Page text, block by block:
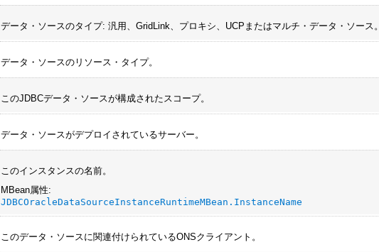
データ・ソースのタイプ: 汎用、GridLink、プロキシ、UCPまたはマルチ・データ・ソース。
データ・ソースのリソース・タイプ。
このJDBCデータ・ソースが構成されたスコープ。
データ・ソースがデプロイされているサーバー。
このインスタンスの名前。
MBean属性:
JDBCOracleDataSourceInstanceRuntimeMBean.InstanceName
このデータ・ソースに関連付けられているONSクライアント。